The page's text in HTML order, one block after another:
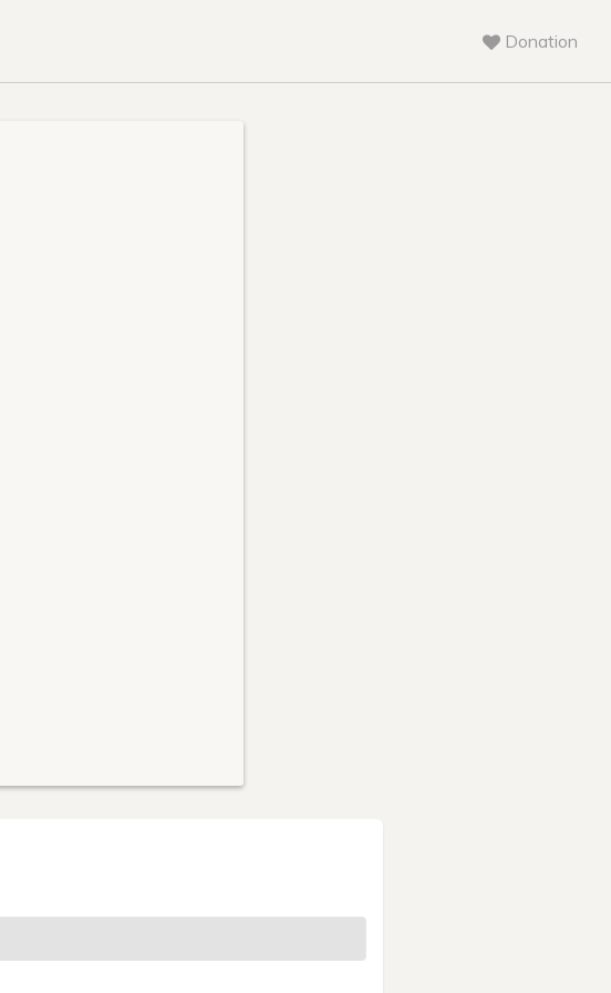
Donation